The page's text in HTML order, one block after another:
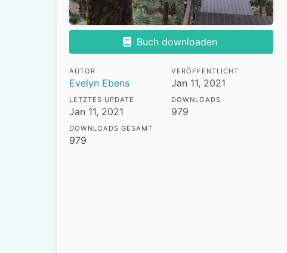
Buch downloaden
AUTOR
Evelyn Ebens
VERÖFFENTLICHT
Jan 11, 2021
LETZTES UPDATE
Jan 11, 2021
DOWNLOADS
979
DOWNLOADS GESAMT
979